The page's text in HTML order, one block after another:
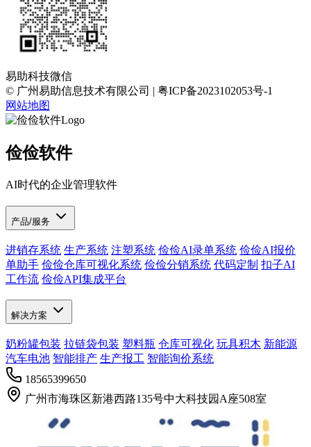
易助科技微信
© 广州易助信息技术有限公司 | 粤ICP备2023102053号-1
网站地图
俭俭软件
AI时代的企业管理软件
产品/服务
进销存系统 生产系统 注塑系统 俭俭AI录单系统 俭俭AI报价
单助手 俭俭仓库可视化系统 俭俭分销系统 代码定制 扣子AI
工作流 俭俭API集成平台
解决方案
奶粉罐包装 拉链袋包装 塑料瓶 仓库可视化 玩具积木 新能源
汽车电池 智能排产 生产报工 智能询价系统
18565399650
广州市海珠区新港西路135号中大科技园A座508室